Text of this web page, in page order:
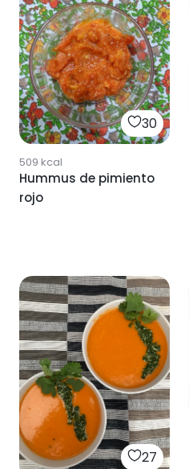
30
509 kcal
Hummus de pimiento
rojo
27